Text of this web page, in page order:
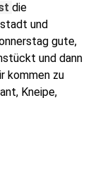
die
und
gute,
und dann
kommen zu
Kneipe,